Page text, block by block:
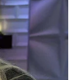
sertaHush
drama
Boys(2021).